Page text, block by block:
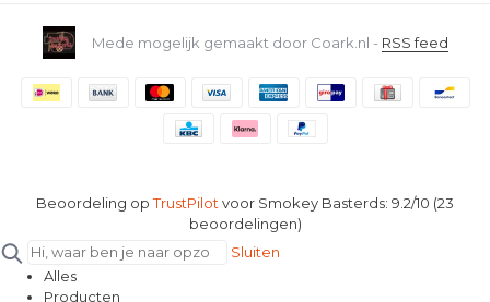
Mede mogelijk gemaakt door Coark.nl - RSS feed
Beoordeling opTrustPilot voor Smokey Basterds: 9.2/10 (23
beoordelingen)
Sluiten
Alles
Producten